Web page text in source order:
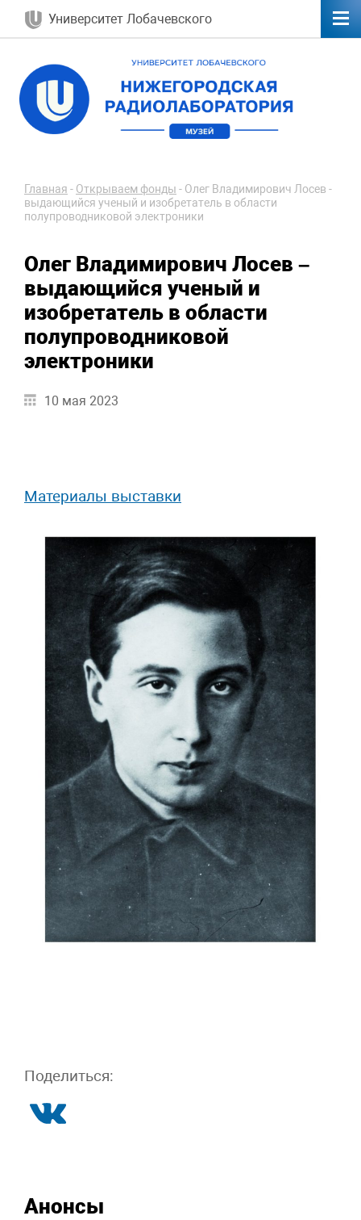
Университет Лобачевского
Главная - Открываем фонды - Олег Владимирович Лосев -
выдающийся ученый и изобретатель в области
полупроводниковой электроники
Олег Владимирович Лосев –
выдающийся ученый и
изобретатель в области
полупроводниковой
электроники
10 мая 2023
Материалы выставки
Поделиться:
Анонсы